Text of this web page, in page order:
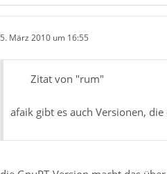
5. März 2010 um 16:55
Zitat von "rum"
afaik gibt es auch Versionen,